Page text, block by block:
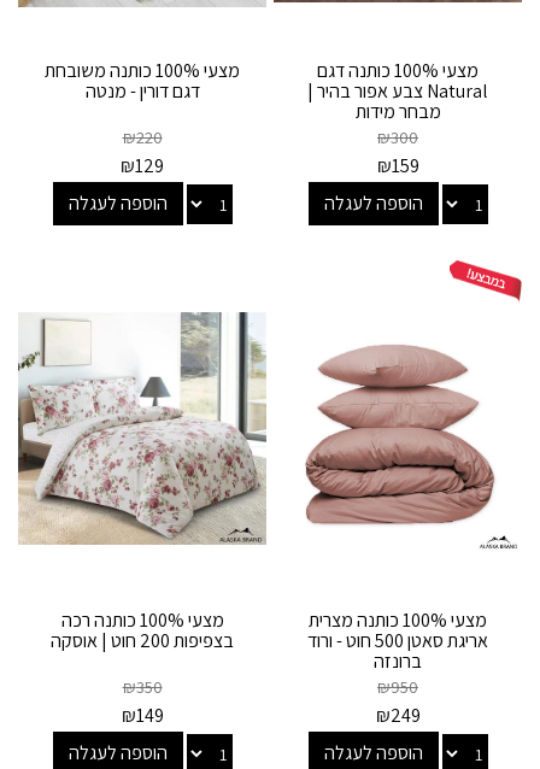
מצעי 100% כותנה דגם
Natural צבע אפור בהיר |
מבחר מידות
₪300
₪159
הוספה לעגלה
מצעי 100% כותנה משובחת
דגם דורין - מנטה
₪220
₪129
הוספה לעגלה
מצעי 100% כותנה מצרית
אריגת סאטן 500 חוט - ורוד
ברונזה
₪950
₪249
הוספה לעגלה
מצעי 100% כותנה רכה
בצפיפות 200 חוט | אוסקה
₪350
₪149
הוספה לעגלה